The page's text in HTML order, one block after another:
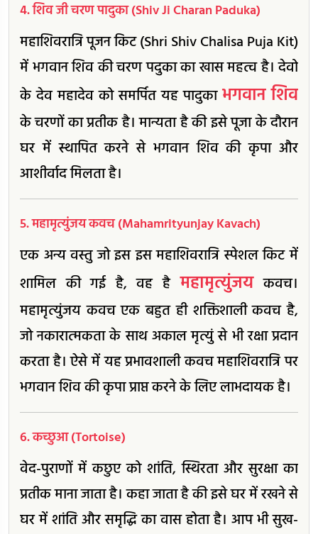
4. शिव जी चरण पादुका (Shiv Ji Charan Paduka)
महाशिवरात्रि पूजन किट (Shri Shiv Chalisa Puja Kit)
में भगवान शिव की चरण पदुका का खास महत्व है। देवो
के देव महादेव को समर्पित यह पादुकाभगवान शिव
के चरणों का प्रतीक है। मान्यता है की इसे पूजा के दौरान
घर में स्थापित करने से भगवान शिव की कृपा और
आशीर्वाद मिलता है।
5. महामृत्युंजय कवच (Mahamrityunjay Kavach)
एक अन्य वस्तु जो इस इस महाशिवरात्रि स्पेशल किट में
शामिल की गई है, वह हैमहामृत्युंजयकवच।
महामृत्युंजय कवच एक बहुत ही शक्तिशाली कवच है,
जो नकारात्मकता के साथ अकाल मृत्युं से भी रक्षा प्रदान
करता है। ऐसे में यह प्रभावशाली कवच महाशिवरात्रि पर
भगवान शिव की कृपा प्राप्त करने के लिए लाभदायक है।
6. कच्छुआ (Tortoise)
वेद-पुराणों में कछुए को शांति, स्थिरता और सुरक्षा का
प्रतीक माना जाता है। कहा जाता है की इसे घर में रखने से
घर में शांति और समृद्धि का वास होता है। आप भी सुख-